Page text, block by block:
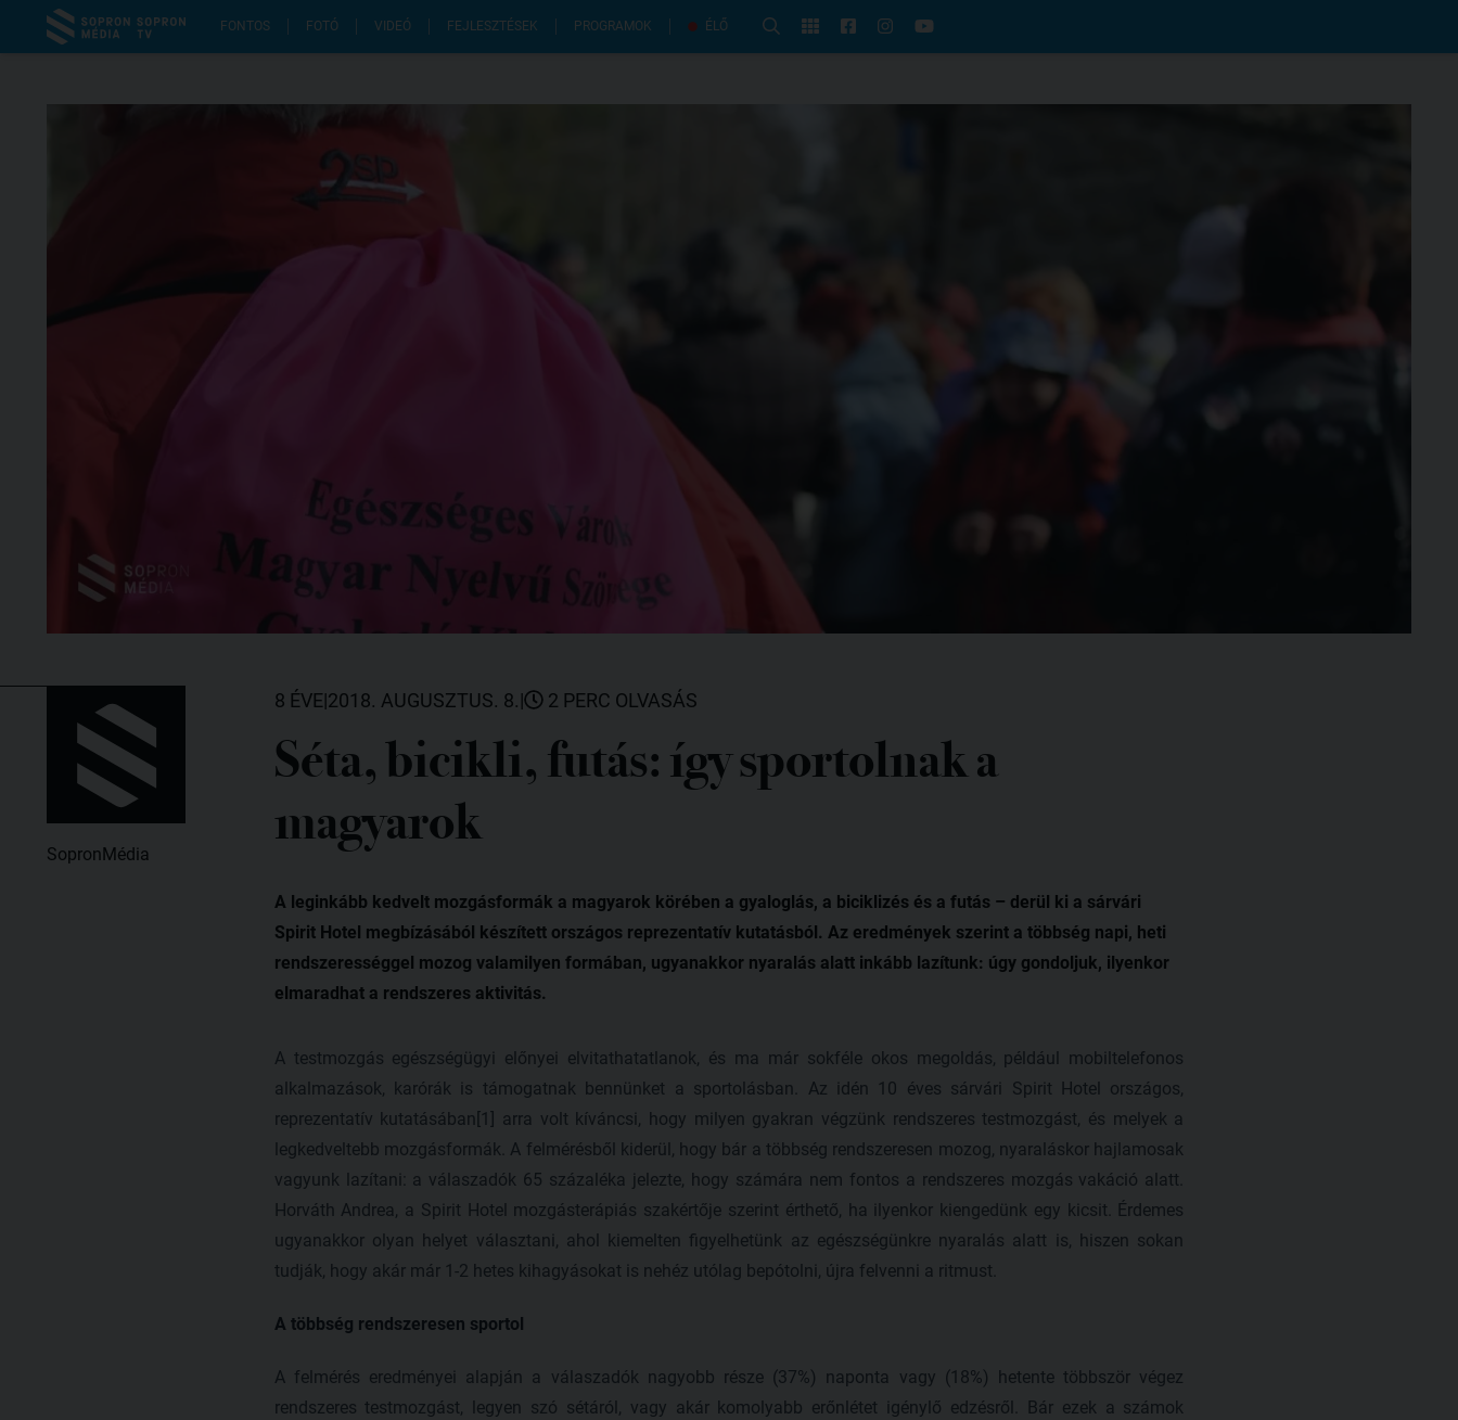
FONTOS FOTÓ VIDEÓ FEJLESZTÉSEK PROGRAMOK ÉLŐ
SopronMédia
8 ÉVE|2018. AUGUSZTUS. 8.| 2 PERC OLVASÁS
Séta, bicikli, futás: így sportolnak a
magyarok
A leginkább kedvelt mozgásformák a magyarok körében a gyaloglás, a biciklizés és a futás – derül ki a sárvári
Spirit Hotel megbízásából készített országos reprezentatív kutatásból. Az eredmények szerint a többség napi, heti
rendszerességgel mozog valamilyen formában, ugyanakkor nyaralás alatt inkább lazítunk: úgy gondoljuk, ilyenkor
elmaradhat a rendszeres aktivitás.
A testmozgás egészségügyi előnyei elvitathatatlanok, és ma már sokféle okos megoldás, például mobiltelefonos
alkalmazások, karórák is támogatnak bennünket a sportolásban. Az idén 10 éves sárvári Spirit Hotel országos,
reprezentatív kutatásában[1] arra volt kíváncsi, hogy milyen gyakran végzünk rendszeres testmozgást, és melyek a
legkedveltebb mozgásformák. A felmérésből kiderül, hogy bár a többség rendszeresen mozog, nyaraláskor hajlamosak
vagyunk lazítani: a válaszadók 65 százaléka jelezte, hogy számára nem fontos a rendszeres mozgás vakáció alatt.
Horváth Andrea, a Spirit Hotel mozgásterápiás szakértője szerint érthető, ha ilyenkor kiengedünk egy kicsit. Érdemes
ugyanakkor olyan helyet választani, ahol kiemelten figyelhetünk az egészségünkre nyaralás alatt is, hiszen sokan
tudják, hogy akár már 1-2 hetes kihagyásokat is nehéz utólag bepótolni, újra felvenni a ritmust.
A többség rendszeresen sportol
A felmérés eredményei alapján a válaszadók nagyobb része (37%) naponta vagy (18%) hetente többször végez
rendszeres testmozgást, legyen szó sétáról, vagy akár komolyabb erőnlétet igénylő edzésről. Bár ezek a számok